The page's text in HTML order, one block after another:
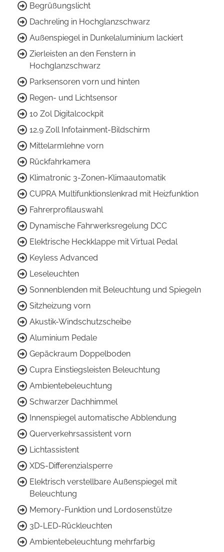
Begrüßungslicht
Dachreling in Hochglanzschwarz
Außenspiegel in Dunkelaluminium lackiert
Zierleisten an den Fenstern in
Hochglanzschwarz
Parksensoren vorn und hinten
Regen- und Lichtsensor
10 Zol Digitalcockpit
12,9 Zoll Infotainment-Bildschirm
Mittelarmlehne vorn
Rückfahrkamera
Klimatronic 3-Zonen-Klimaautomatik
CUPRA Multifunktionslenkrad mit Heizfunktion
Fahrerprofilauswahl
Dynamische Fahrwerksregelung DCC
Elektrische Heckklappe mit Virtual Pedal
Keyless Advanced
Leseleuchten
Sonnenblenden mit Beleuchtung und Spiegeln
Sitzheizung vorn
Akustik-Windschutzscheibe
Aluminium Pedale
Gepäckraum Doppelboden
Cupra Einstiegsleisten Beleuchtung
Ambientebeleuchtung
Schwarzer Dachhimmel
Innenspiegel automatische Abblendung
Querverkehrsassistent vorn
Lichtassistent
XDS-Differenzialsperre
Elektrisch verstellbare Außenspiegel mit
Beleuchtung
Memory-Funktion und Lordosenstütze
3D-LED-Rückleuchten
Ambientebeleuchtung mehrfarbig